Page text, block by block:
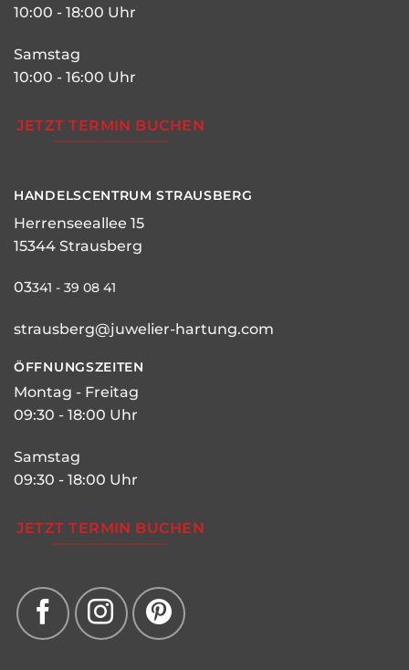
10:00 - 18:00 Uhr
Samstag
10:00 - 16:00 Uhr
JETZT TERMIN BUCHEN
HANDELSCENTRUM STRAUSBERG
Herrenseeallee 15
15344 Strausberg
03341 - 39 08 41
strausberg@juwelier-hartung.com
ÖFFNUNGSZEITEN
Montag - Freitag
09:30 - 18:00 Uhr
Samstag
09:30 - 18:00 Uhr
JETZT TERMIN BUCHEN